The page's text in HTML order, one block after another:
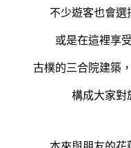
不少遊客也會選
或是在這裡享
古樸的三合院建築
構成大家對